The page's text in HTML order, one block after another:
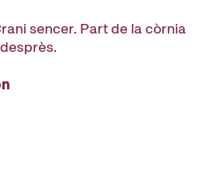
sencer. Part de la còrnia